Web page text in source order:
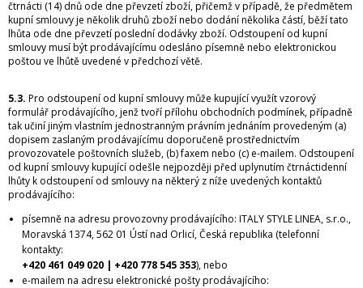
čtrnácti (14) dnů ode dne převzetí zboží, přičemž v případě, že předmětem
kupní smlouvy je několik druhů zboží nebo dodání několika částí, běží tato
lhůta ode dne převzetí poslední dodávky zboží. Odstoupení od kupní
smlouvy musí být prodávajícímu odesláno písemně nebo elektronickou
poštou ve lhůtě uvedené v předchozí větě.
5.3. Pro odstoupení od kupní smlouvy může kupující využít vzorový
formulář prodávajícího, jenž tvoří přílohu obchodních podmínek, případně
tak učiní jiným vlastním jednostranným právním jednáním provedeným (a)
dopisem zaslaným prodávajícímu doporučeně prostřednictvím
provozovatele poštovních služeb, (b) faxem nebo (c) e-mailem. Odstoupení
od kupní smlouvy kupující odešle nejpozději před uplynutím čtrnáctidenní
lhůty k odstoupení od smlouvy na některý z níže uvedených kontaktů
prodávajícího:
písemně na adresu provozovny prodávajícího: ITALY STYLE LINEA, s.r.o.,
Moravská 1374, 562 01 Ústí nad Orlicí, Česká republika (telefonní
kontakty:
+420 461 049 020 | +420 778 545 353), nebo
e-mailem na adresu elektronické pošty prodávajícího: